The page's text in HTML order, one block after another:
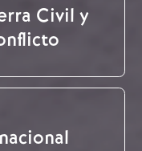
Civil y